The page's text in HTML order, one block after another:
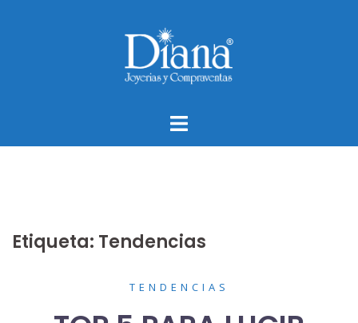
Etiqueta: Tendencias
TENDENCIAS